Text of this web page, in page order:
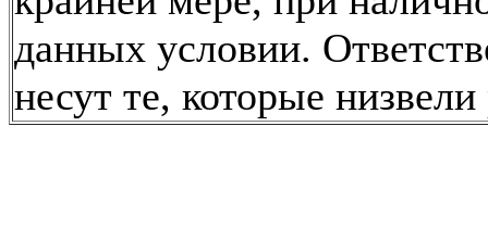
данных условии.
несут те, которые низвели